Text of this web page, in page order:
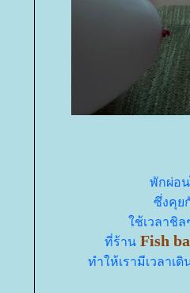
พักผ่อ
ซึ่งคุย
ช้เวลาชิล
ที่ร้านFish
ทำให้เรามีเวลาเ